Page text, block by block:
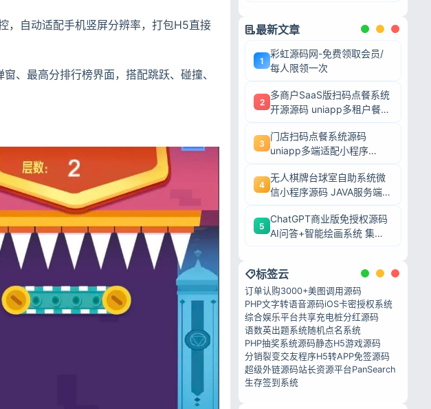
，自动适配手机竖屏分辨率，打包H5直接
、最高分排行榜界面，搭配跳跃、碰撞、
最新文章
1
彩虹源码网-免费领取会员/
每人限领一次
2
多商户SaaS版扫码点餐系统
开源源码 uniapp多租户餐饮
3
门店扫码点餐系统源码
uniapp多端适配小程序
银全套源码
4
无人棋牌台球室自助系统微
信小程序源码 JAVA服务端全
5
ChatGPT商业版免授权源码
AI问答+智能绘画系统 集成
标签云
订单认购3000+美图调用源码
PHP文字转语音源码iOS卡密授权系统
综合娱乐平台共享充电桩分红源码
语数英出题系统随机点名系统
PHP抽奖系统源码静态H5游戏源码
分销裂变交友程序H5转APP免签源码
超级外链源码站长资源平台PanSearch
生存签到系统